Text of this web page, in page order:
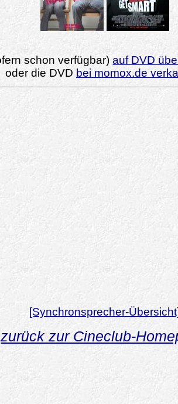
schon verfügbar)auf DVD
oder die DVD bei momox.de
[Synchronsprecher-
zurück zur Cineclub-